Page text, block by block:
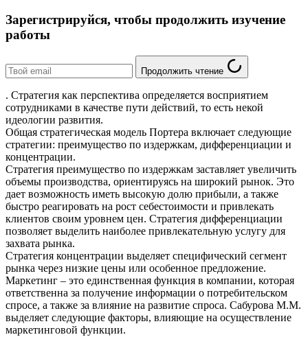
Зарегистрируйся, чтобы продолжить изучение
работы
Продолжить чтение
. Стратегия как перспектива определяется восприятием
сотрудниками в качестве пути действий, то есть некой
идеологии развития.
Общая стратегическая модель Портера включает следующие
стратегии: преимущество по издержкам, дифференциации и
концентрации.
Стратегия преимущество по издержкам заставляет увеличить
объемы производства, ориентируясь на широкий рынок. Это
дает возможность иметь высокую долю прибыли, а также
быстро реагировать на рост себестоимости и привлекать
клиентов своим уровнем цен. Стратегия дифференциации
позволяет выделить наиболее привлекательную услугу для
захвата рынка.
Стратегия концентрации выделяет специфический сегмент
рынка через низкие цены или особенное предложение.
Маркетинг – это единственная функция в компании, которая
ответственна за получение информации о потребительском
спросе, а также за влияние на развитие спроса. Сабурова М.М.
выделяет следующие факторы, влияющие на осуществление
маркетинговой функции.